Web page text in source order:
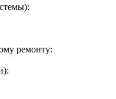
ремонту: